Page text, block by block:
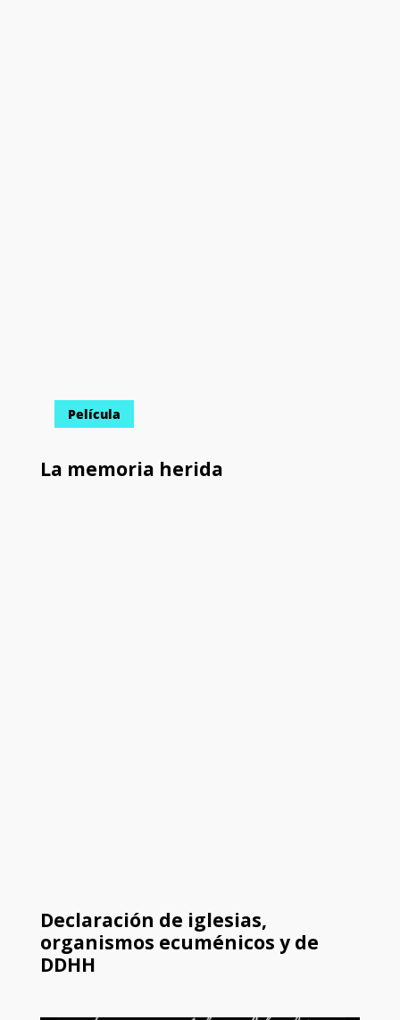
Película
La memoria herida
Declaración de iglesias,
organismos ecuménicos y de
DDHH